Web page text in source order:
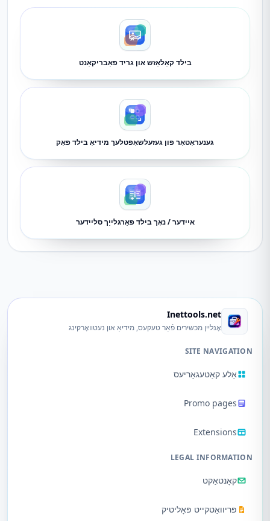
בילד קאַלאַזש און גריד פאַבריקאַנט
גענעראַטאָר פון געזעלשאַפטלעך מידיאַ בילד פּאַק
איידער / נאָך בילד פאַרגלייַך סליידער
Inettools.net
אָנליין מכשירים פֿאַר טעקעס, מידיאַ און נעטוואָרקינג
SITE NAVIGATION
אַלע קאַטעגאָריעס
Promo pages
Extensions
LEGAL INFORMATION
קאָנטאַקט
פּריוואַטקייט פּאָליטיק